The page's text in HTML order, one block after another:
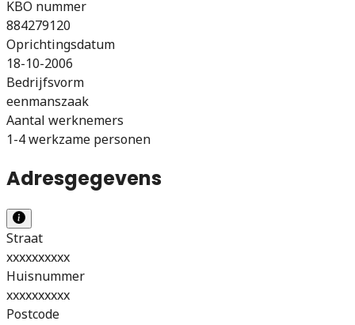
KBO nummer
884279120
Oprichtingsdatum
18-10-2006
Bedrijfsvorm
eenmanszaak
Aantal werknemers
1-4 werkzame personen
Adresgegevens
Straat
xxxxxxxxxx
Huisnummer
xxxxxxxxxx
Postcode